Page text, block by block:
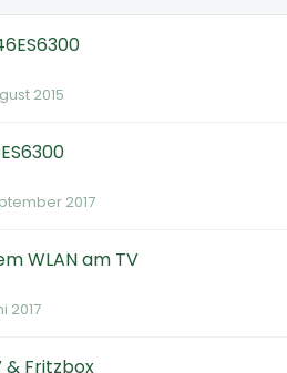
2015
2017
WLAN am TV
2017
& Fritzbox